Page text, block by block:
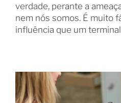
verdade, perante a
nem nós somos. É muito
influência que um terminal